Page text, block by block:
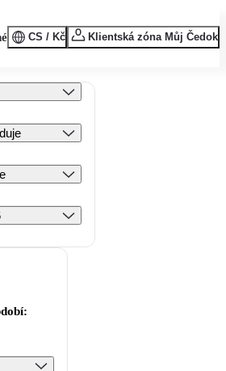
CS / Kč Klientská zóna Můj Čedok